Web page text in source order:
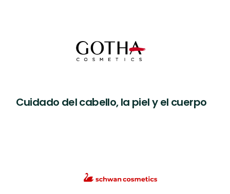
Cuidado del cabello, la piel y el cuerpo